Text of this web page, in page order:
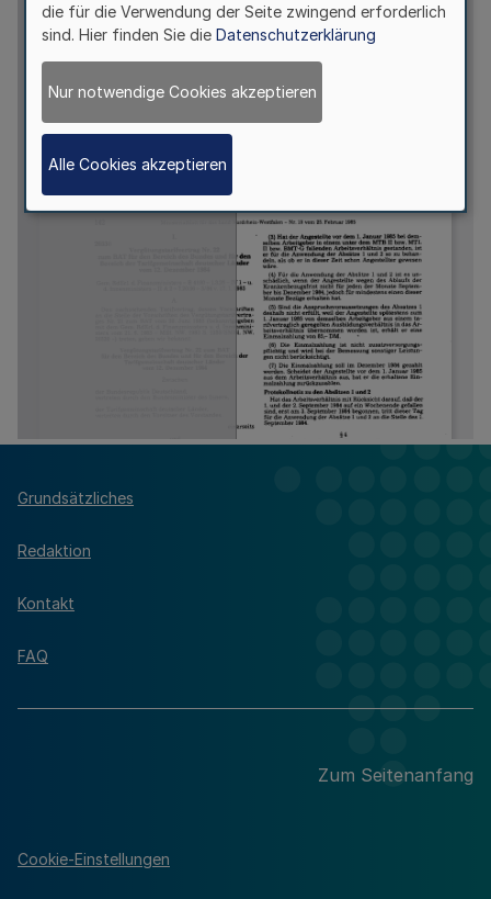
Grundsätzliches
Redaktion
Kontakt
FAQ
Zum Seitenanfang
Cookie-Einstellungen
die für die Verwendung der Seite zwingend erforderlich
sind. Hier finden Sie die Datenschutzerklärung
Nur notwendige Cookies akzeptieren
Alle Cookies akzeptieren